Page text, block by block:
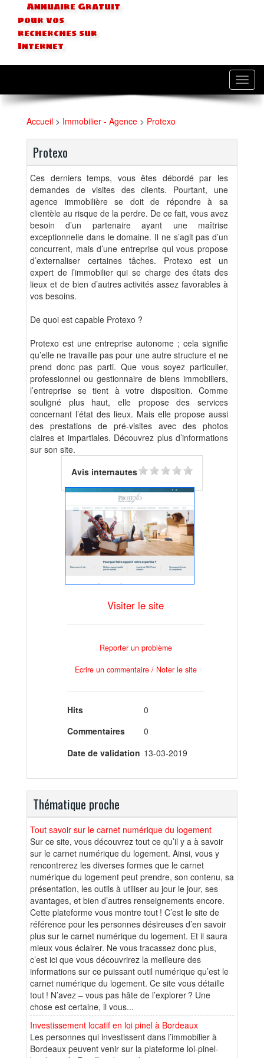
Annuaire Gratuit
pour vos
recherches sur
Internet
Accueil > Immobilier - Agence > Protexo
Protexo
Ces derniers temps, vous êtes débordé par les
demandes de visites des clients. Pourtant, une
agence immobilière se doit de répondre à sa
clientèle au risque de la perdre. De ce fait, vous avez
besoin d’un partenaire ayant une maîtrise
exceptionnelle dans le domaine. Il ne s’agit pas d’un
concurrent, mais d’une entreprise qui vous propose
d’externaliser certaines tâches. Protexo est un
expert de l’immobilier qui se charge des états des
lieux et de bien d’autres activités assez favorables à
vos besoins.
De quoi est capable Protexo ?
Protexo est une entreprise autonome ; cela signifie
qu’elle ne travaille pas pour une autre structure et ne
prend donc pas parti. Que vous soyez particulier,
professionnel ou gestionnaire de biens immobiliers,
l’entreprise se tient à votre disposition. Comme
souligné plus haut, elle propose des services
concernant l’état des lieux. Mais elle propose aussi
des prestations de pré-visites avec des photos
claires et impartiales. Découvrez plus d’informations
sur son site.
Avis internautes
Visiter le site
Reporter un problème
Ecrire un commentaire / Noter le site
Hits
0
Commentaires
0
Date de validation 13-03-2019
Thématique proche
Tout savoir sur le carnet numérique du logement
Sur ce site, vous découvrez tout ce qu’il y a à savoir
sur le carnet numérique du logement. Ainsi, vous y
rencontrerez les diverses formes que le carnet
numérique du logement peut prendre, son contenu, sa
présentation, les outils à utiliser au jour le jour, ses
avantages, et bien d’autres renseignements encore.
Cette plateforme vous montre tout ! C’est le site de
référence pour les personnes désireuses d’en savoir
plus sur le carnet numérique du logement. Et il saura
mieux vous éclairer. Ne vous tracassez donc plus,
c’est ici que vous découvrirez la meilleure des
informations sur ce puissant outil numérique qu’est le
carnet numérique du logement. Ce site vous détaille
tout ! N’avez – vous pas hâte de l’explorer ? Une
chose est certaine, il vous...
Investissement locatif en loi pinel à Bordeaux
Les personnes qui investissent dans l’immobilier à
Bordeaux peuvent venir sur la plateforme loi-pinel-